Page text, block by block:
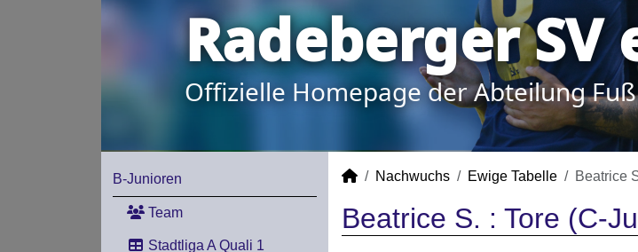
Radeberger SV
Offizielle Homepage der Abteilung
B-Junioren
Team
Stadtliga A Quali 1
Nachwuchs Ewige Tabelle Beatrice
Beatrice S. : Tore (C-